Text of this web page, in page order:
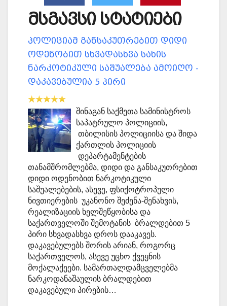
მსგავსი სტატიები
პოლიციამ განსაკუთრებით დიდი
ოდენობით სხვადასხვა სახის
ნარკოტიკული საშუალება ამოიღო -
დაკავებულია 5 პირი
შინაგან საქმეთა სამინისტროს
საპატრულო პოლიციის,
თბილისის პოლიციისა და შიდა
ქართლის პოლიციის
დეპარტამენტების
თანამშრომლებმა, დიდი და განსაკუთრებით
დიდი ოდენობით ნარკოტიკული
საშუალებების, ასევე, ფსიქოტროპული
ნივთიერების უკანონო შეძენა-შენახვის,
რეალიზაციის ხელშეწყობისა და
საქართველოში შემოტანის ბრალდებით 5
პირი სხვადასხვა დროს დააკავეს.
დაკავებულებს შორის არიან, როგორც
საქართველოს, ასევე უცხო ქვეყნის
მოქალაქეები. სამართალდამცველებმა
ნარკოდანაშაულის ბრალდებით
დაკავებული პირების…